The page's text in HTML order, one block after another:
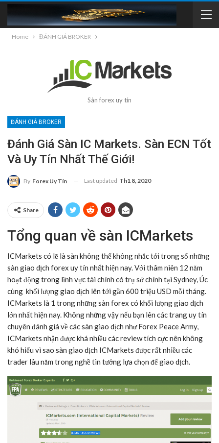
Home ĐÁNH GIÁ BROKER
Sàn forex uy tín
ĐÁNH GIÁ BROKER
Đánh Giá Sàn IC Markets. Sàn ECN Tốt
Và Uy Tín Nhất Thế Giới!
By Forex Uy Tín Last updated Th1 8, 2020
Share
Tổng quan về sàn ICMarkets
ICMarkets có lẽ là sàn không thể không nhắc tới trong số những
sàn giao dịch forex uy tín nhất hiện nay. Với thâm niên 12 năm
hoạt động trong lĩnh vực tài chính có trụ sở chính tại Sydney, Úc
cùng khối lượng giao dịch lên tới gần 600 triệu USD mỗi tháng.
ICMarkets là 1 trong những sàn forex có khối lượng giao dịch
lớn nhất hiện nay. Không những vậy nếu bạn lên các trang uy tín
chuyên đánh giá về các sàn giao dịch như Forex Peace Army,
ICMarkets nhận được khá nhiều các review tích cực nên không
khó hiểu vì sao sàn giao dịch ICMarkets được rất nhiều các
trader lâu năm trong nghề tin tưởng lựa chọn để giao dịch.